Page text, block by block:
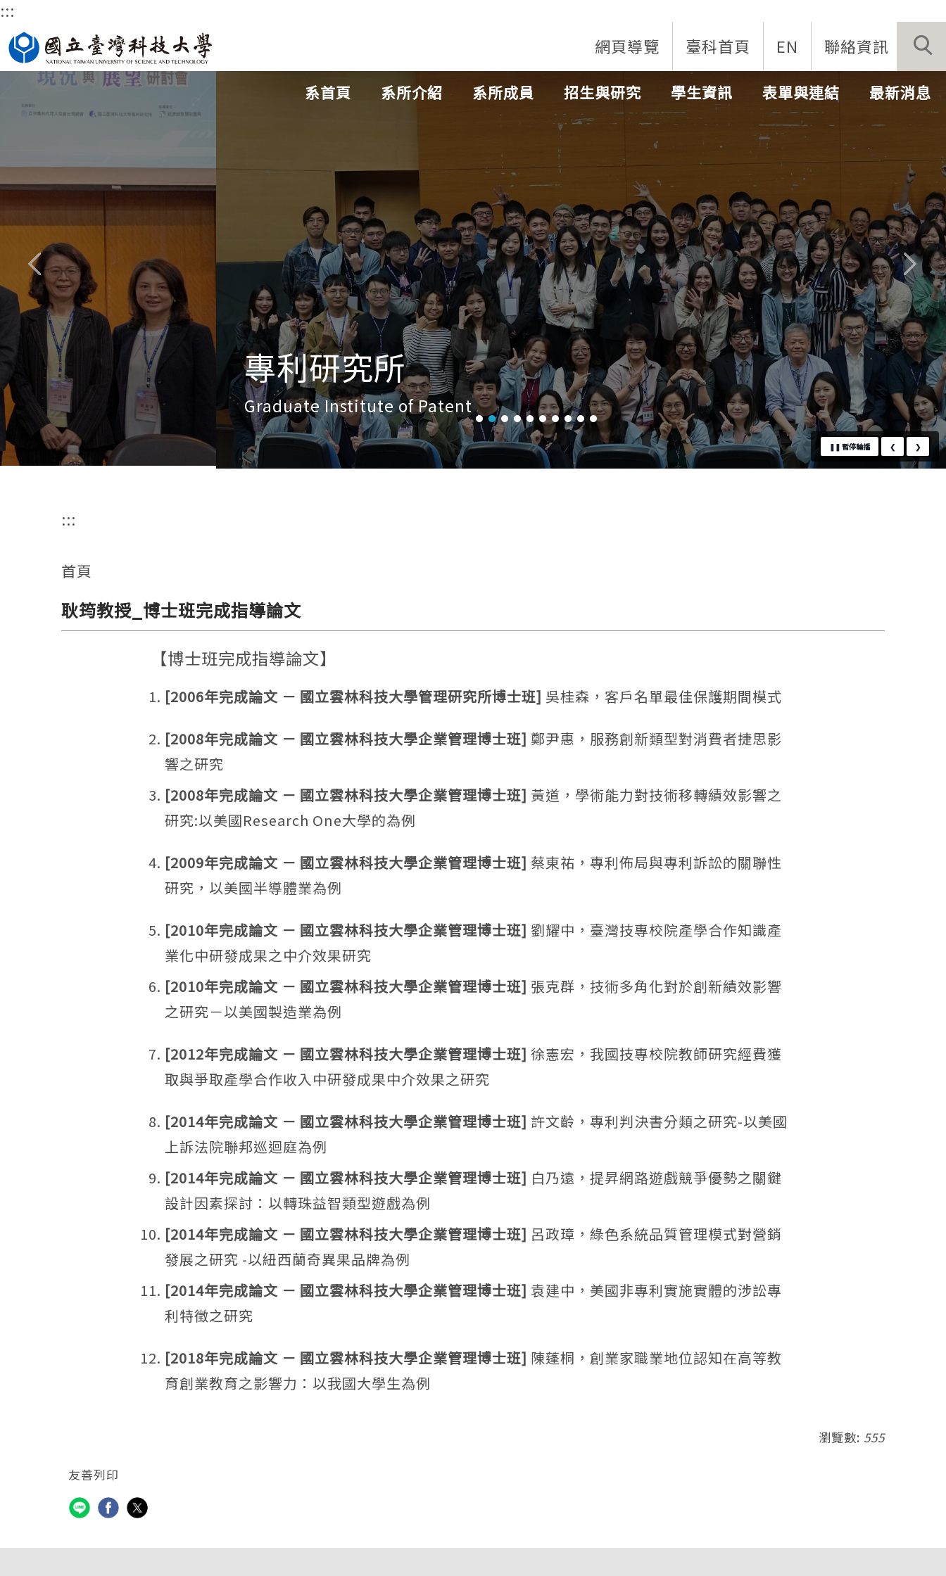
跳
到
主
:::
國立臺灣科技大學首頁 網頁導覽 臺科首頁 EN 聯絡資訊
系首頁 系所介紹 系所成員 招生與研究 學生資訊 表單與連結 最新消息
❚❚ 暫停輪播 ❮ ❯
專利研究所
Graduate Institute of Patent
:::
首頁
耿筠教授_博士班完成指導論文
【博士班完成指導論文】
[2006年完成論文 － 國立雲林科技大學管理研究所博士班] 吳桂森，客戶名單最佳保護期間模式
[2008年完成論文 － 國立雲林科技大學企業管理博士班] 鄭尹惠，服務創新類型對消費者捷思影
響之研究
[2008年完成論文 － 國立雲林科技大學企業管理博士班] 黃道，學術能力對技術移轉績效影響之
研究:以美國Research One大學的為例
[2009年完成論文 － 國立雲林科技大學企業管理博士班] 蔡東祐，專利佈局與專利訴訟的關聯性
研究，以美國半導體業為例
[2010年完成論文 － 國立雲林科技大學企業管理博士班] 劉耀中，臺灣技專校院產學合作知識產
業化中研發成果之中介效果研究
[2010年完成論文 － 國立雲林科技大學企業管理博士班] 張克群，技術多角化對於創新績效影響
之研究－以美國製造業為例
[2012年完成論文 － 國立雲林科技大學企業管理博士班] 徐憲宏，我國技專校院教師研究經費獲
取與爭取產學合作收入中研發成果中介效果之研究
[2014年完成論文 － 國立雲林科技大學企業管理博士班] 許文齡，專利判決書分類之研究-以美國
上訴法院聯邦巡迴庭為例
[2014年完成論文 － 國立雲林科技大學企業管理博士班] 白乃遠，提昇網路遊戲競爭優勢之關鍵
設計因素探討：以轉珠益智類型遊戲為例
[2014年完成論文 － 國立雲林科技大學企業管理博士班] 呂政璋，綠色系統品質管理模式對營銷
發展之研究 -以紐西蘭奇異果品牌為例
[2014年完成論文 － 國立雲林科技大學企業管理博士班] 袁建中，美國非專利實施實體的涉訟專
利特徵之研究
[2018年完成論文 － 國立雲林科技大學企業管理博士班] 陳蓬桐，創業家職業地位認知在高等教
育創業教育之影響力：以我國大學生為例
瀏覽數: 555
友善列印